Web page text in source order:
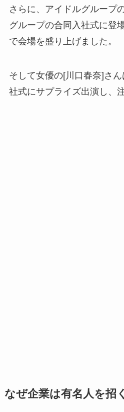
さらに、アイドルグループ
グループの合同入社式に登
で会場を盛り上げました。
そして女優の[川口春奈]さ
社式にサプライズ出演し、
なぜ企業は有名人を招